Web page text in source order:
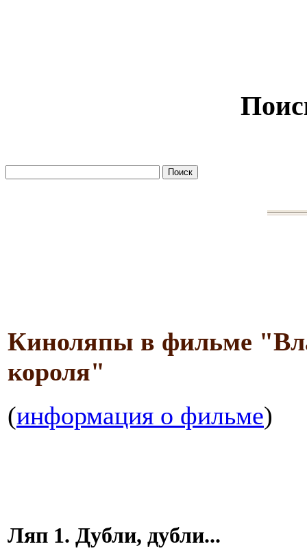
Киноляпы в фильме
короля"
(информация о фильме)
Ляп 1. Дубли, дубли...